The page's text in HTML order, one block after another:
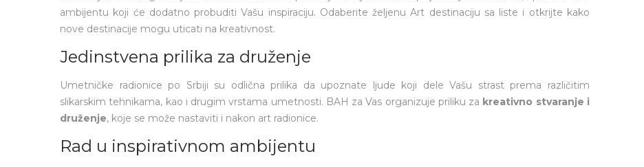
ambijentu koji će dodatno probuditi Vašu inspiraciju. Odaberite željenu Art destinaciju sa liste i otkrijte kako
nove destinacije mogu uticati na kreativnost.
Jedinstvena prilika za druženje
Umetničke radionice po Srbiji su odlična prilika da upoznate ljude koji dele Vašu strast prema različitim
slikarskim tehnikama, kao i drugim vrstama umetnosti. BAH za Vas organizuje priliku za kreativno stvaranje i
druženje, koje se može nastaviti i nakon art radionice.
Rad u inspirativnom ambijentu